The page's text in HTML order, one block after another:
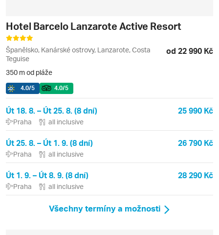
Hotel Barcelo Lanzarote Active Resort
Španělsko, Kanárské ostrovy, Lanzarote, Costa
Teguise
od 22 990 Kč
350 m od pláže
4.0/5 4.0/5
Út 18. 8. – Út 25. 8. (8 dní) 25 990 Kč
Praha all inclusive
Út 25. 8. – Út 1. 9. (8 dní) 26 790 Kč
Praha all inclusive
Út 1. 9. – Út 8. 9. (8 dní) 28 290 Kč
Praha all inclusive
Všechny termíny a možnosti